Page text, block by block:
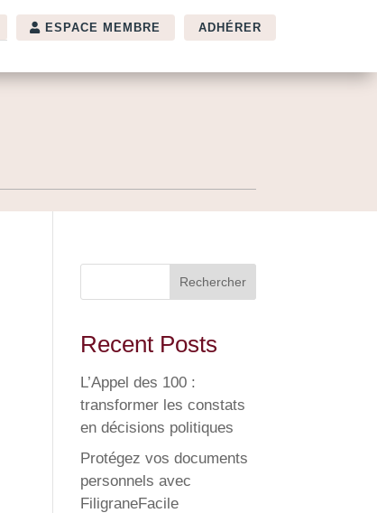
ESPACE MEMBRE ADHÉRER
Rechercher
Recent Posts
L’Appel des 100 :
transformer les constats
en décisions politiques
Protégez vos documents
personnels avec
FiligraneFacile